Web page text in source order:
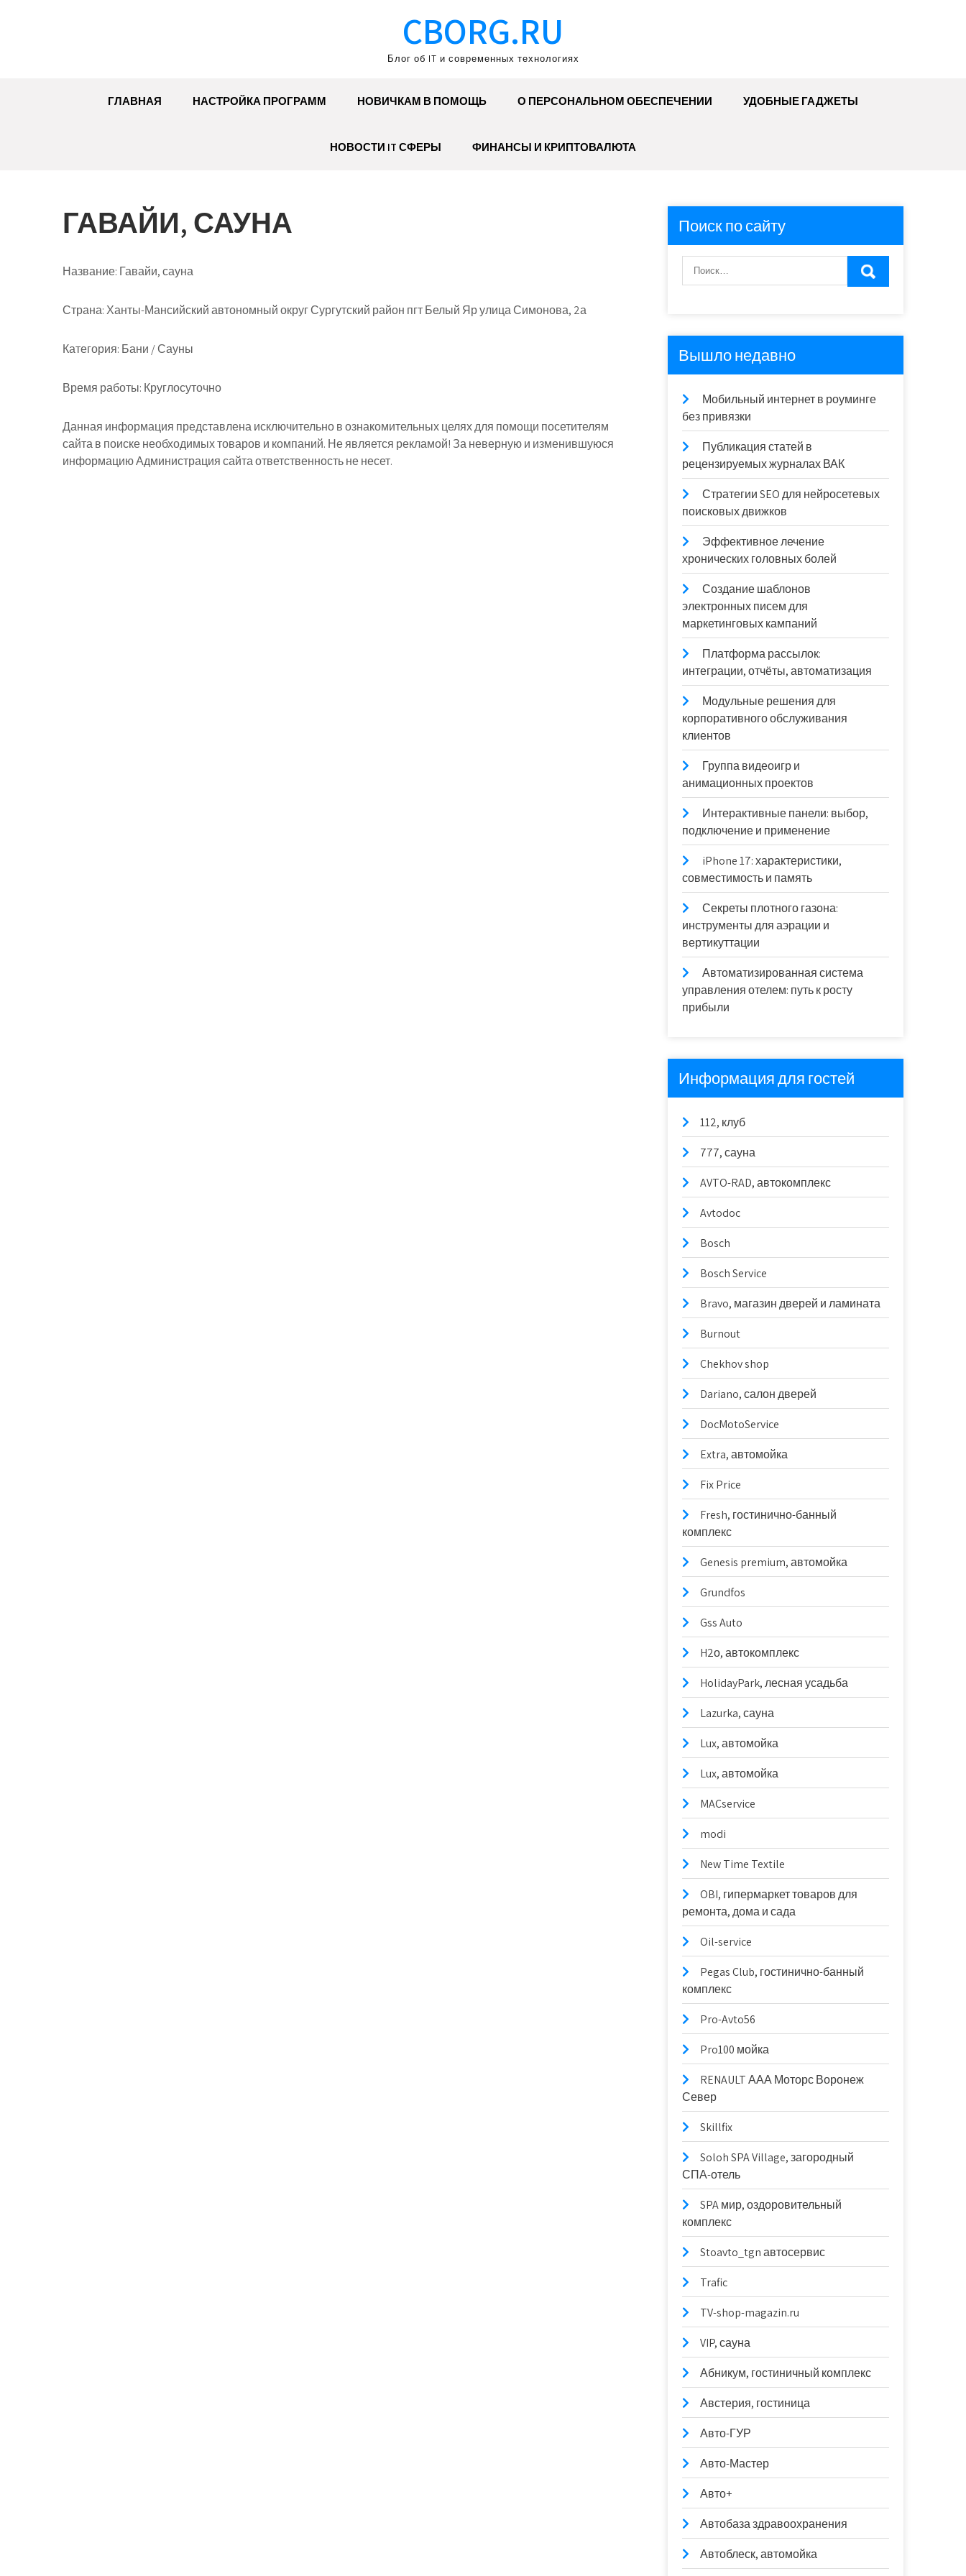
CBORG.RU
Блог об IT и современных технологиях
ГЛАВНАЯ НАСТРОЙКА ПРОГРАММ НОВИЧКАМ В ПОМОЩЬ О ПЕРСОНАЛЬНОМ ОБЕСПЕЧЕНИИ УДОБНЫЕ ГАДЖЕТЫ
НОВОСТИ IT СФЕРЫ ФИНАНСЫ И КРИПТОВАЛЮТА
ГАВАЙИ, САУНА
Название: Гавайи, сауна
Страна:Ханты-Мансийский автономный округ Сургутский район пгт Белый Яр улица Симонова, 2а
Категория: Бани / Сауны
Время работы: Круглосуточно
Данная информация представлена исключительно в ознакомительных целях для помощи посетителям
сайта в поиске необходимых товаров и компаний. Не является рекламой! За неверную и изменившуюся
информацию Администрация сайта ответственность не несет.
Поиск по сайту
Вышло недавно
Мобильный интернет в роуминге
без привязки
Публикация статей в
рецензируемых журналах ВАК
Стратегии SEO для нейросетевых
поисковых движков
Эффективное лечение
хронических головных болей
Создание шаблонов
электронных писем для
маркетинговых кампаний
Платформа рассылок:
интеграции, отчёты, автоматизация
Модульные решения для
корпоративного обслуживания
клиентов
Группа видеоигр и
анимационных проектов
Интерактивные панели: выбор,
подключение и применение
iPhone 17: характеристики,
совместимость и память
Секреты плотного газона:
инструменты для аэрации и
вертикуттации
Автоматизированная система
управления отелем: путь к росту
прибыли
Информация для гостей
112, клуб
777, сауна
AVTO-RAD, автокомплекс
Avtodoc
Bosch
Bosch Service
Bravo, магазин дверей и ламината
Burnout
Chekhov shop
Dariano, салон дверей
DocMotoService
Extra, автомойка
Fix Price
Fresh, гостинично-банный
комплекс
Genesis premium, автомойка
Grundfos
Gss Auto
H2о, автокомплекс
HolidayPark, лесная усадьба
Lazurka, сауна
Lux, автомойка
Lux, автомойка
MACservice
modi
New Time Textile
OBI, гипермаркет товаров для
ремонта, дома и сада
Oil-service
Pegas Club, гостинично-банный
комплекс
Pro-Avto56
Pro100 мойка
RENAULT ААА Моторс Воронеж
Север
Skillfix
Soloh SPA Village, загородный
СПА-отель
SPA мир, оздоровительный
комплекс
Stoavto_tgn автосервис
Trafic
TV-shop-magazin.ru
VIP, сауна
Абникум, гостиничный комплекс
Австерия, гостиница
Авто-ГУР
Авто-Мастер
Авто+
Автобаза здравоохранения
Автоблеск, автомойка